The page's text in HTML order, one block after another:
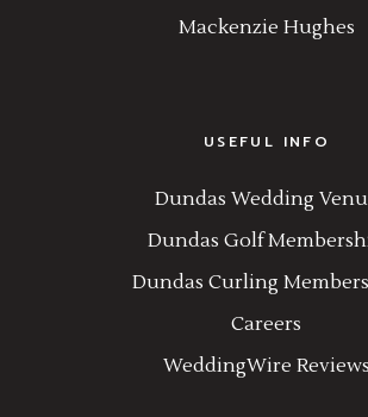
Mackenzie Hughes
USEFUL INFO
Dundas Wedding
Dundas Golf
Dundas Curling
Careers
WeddingWire Reviews